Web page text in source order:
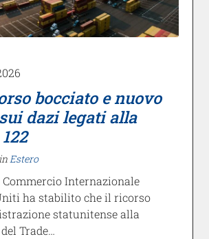
bocciato e nuovo
dazi legati alla
Estero
Commercio Internazionale
ha stabilito che il ricorso
statunitense alla
Trade…